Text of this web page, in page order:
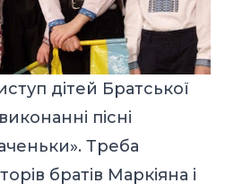
дітей Братської
пісні
Треба
братів Маркіяна і